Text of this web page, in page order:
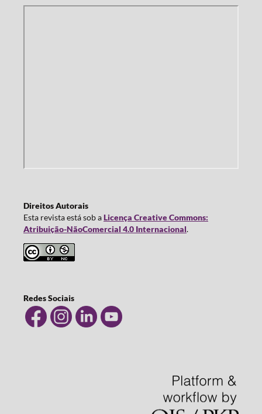
Direitos Autorais
Esta revista está sob aLicença Creative Commons:
Atribuição-NãoComercial 4.0 Internacional.
Redes Sociais